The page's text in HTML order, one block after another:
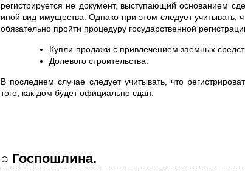
регистрируется не документ, выступающий основанием
иной вид имущества. Однако при этом следует учитывать,
обязательно пройти процедуру государственной
Купли-продажи с привлечением заемных
Долевого строительства.
В последнем случае следует учитывать, что
того, как дом будет официально сдан.
○ Госпошлина.